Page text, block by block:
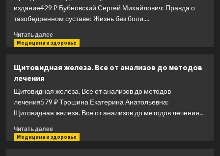
обложка)
система
влияет
на
наши
тело
и
работу
издание429 ₽ Бубновский Сергей Михайлович: Правда о
тазобедренном суставе: Жизнь без боли....
Читать далееПрочитать
больше
о
суставе:
Жизнь
боли.
3-
е
Медицина и здоровье
Щитовидная железа. Все от анализов до методов
лечения
Щитовидная железа. Все от анализов до методов
лечения579 ₽ Трошина Екатерина Анатольевна:
Щитовидная железа. Все от анализов до методов лечения...
Читать далееПрочитать
больше
Медицина и здоровье